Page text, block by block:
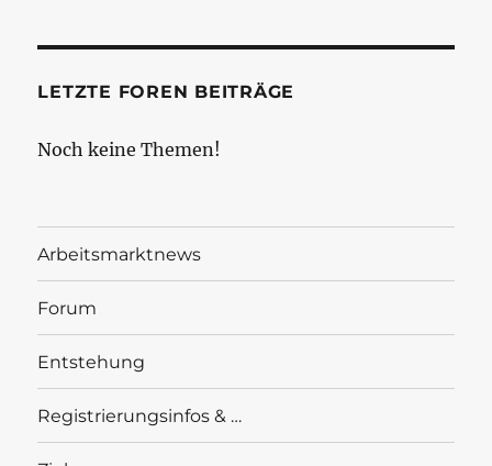
LETZTE FOREN BEITRÄGE
Noch keine Themen!
Arbeitsmarktnews
Forum
Entstehung
Registrierungsinfos & …